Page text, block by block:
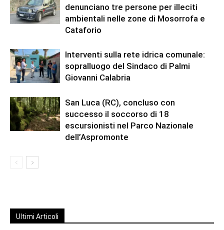
denunciano tre persone per illeciti
ambientali nelle zone di Mosorrofa e
Cataforio
Interventi sulla rete idrica comunale:
sopralluogo del Sindaco di Palmi
Giovanni Calabria
San Luca (RC), concluso con
successo il soccorso di 18
escursionisti nel Parco Nazionale
dell’Aspromonte
Ultimi Articoli